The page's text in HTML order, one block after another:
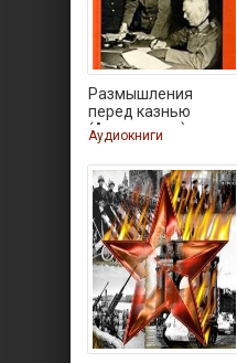
Размышления
перед казнью
(Аудиокнига)
Аудиокниги